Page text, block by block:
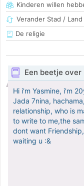
Kinderen willen
Verander Stad /
De religie
Een beetje over
Hi i'm Yasmine, i'm
Jada 7nina,
relationship, who is
to write to me,the
dont want
waiting u :&